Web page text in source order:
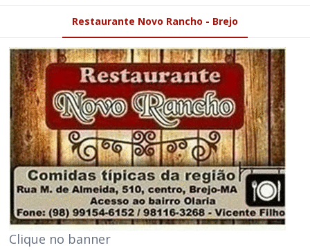
Restaurante Novo Rancho - Brejo
Clique no banner